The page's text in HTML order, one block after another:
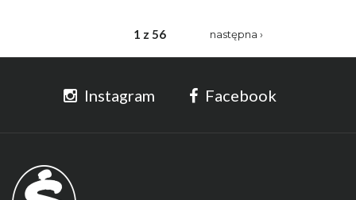
1 z 56 następna ›
Instagram Facebook